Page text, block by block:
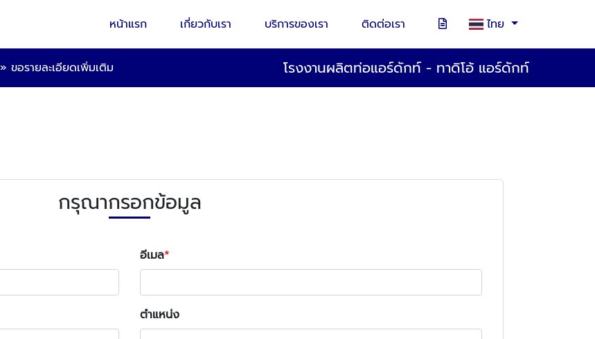
หน้าแรก เกี่ยวกับเรา บริการของเรา ติดต่อเรา ไทย
» ขอรายละเอียดเพิ่มเติม โรงงานผลิตท่อแอร์ดักท์ - ทาดิโอ้ แอร์ดักท์
กรุณากรอกข้อมูล
อีเมล
ตำแหน่ง